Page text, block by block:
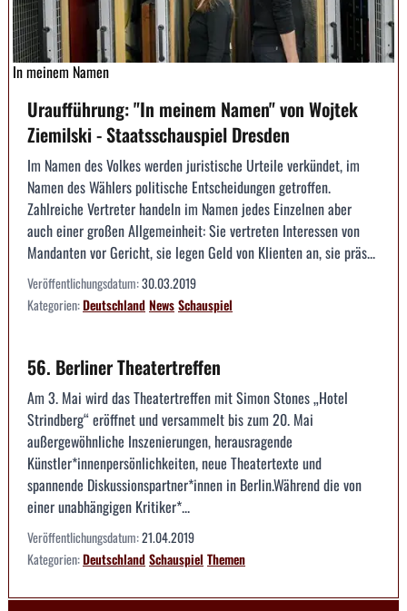
In meinem Namen
Uraufführung: "In meinem Namen" von Wojtek
Ziemilski - Staatsschauspiel Dresden
Im Namen des Volkes werden juristische Urteile verkündet, im
Namen des Wählers politische Entscheidungen getroffen.
Zahlreiche Vertreter handeln im Namen jedes Einzelnen aber
auch einer großen Allgemeinheit: Sie vertreten Interessen von
Mandanten vor Gericht, sie legen Geld von Klienten an, sie präs...
Veröffentlichungsdatum:30.03.2019
Kategorien:DeutschlandNewsSchauspiel
56. Berliner Theatertreffen
Am 3. Mai wird das Theatertreffen mit Simon Stones „Hotel
Strindberg“ eröffnet und versammelt bis zum 20. Mai
außergewöhnliche Inszenierungen, herausragende
Künstler*innenpersönlichkeiten, neue Theatertexte und
spannende Diskussionspartner*innen in Berlin.Während die von
einer unabhängigen Kritiker*...
Veröffentlichungsdatum:21.04.2019
Kategorien:DeutschlandSchauspiel Themen